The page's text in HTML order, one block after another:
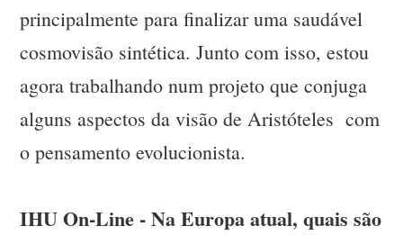
principalmente para finalizar uma saudável
cosmovisão sintética. Junto com isso, estou
agora trabalhando num projeto que conjuga
alguns aspectos da visão de Aristóteles com
o pensamento evolucionista.
IHU On-Line - Na Europa atual, quais são